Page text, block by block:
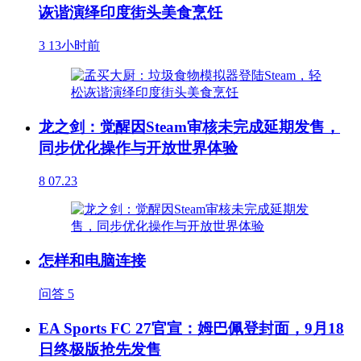
诙谐演绎印度街头美食烹饪
3 13小时前
龙之剑：觉醒因Steam审核未完成延期发售，
同步优化操作与开放世界体验
8 07.23
怎样和电脑连接
问答 5
EA Sports FC 27官宣：姆巴佩登封面，9月18
日终极版抢先发售